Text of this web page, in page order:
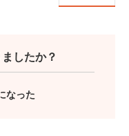
したか？
なった